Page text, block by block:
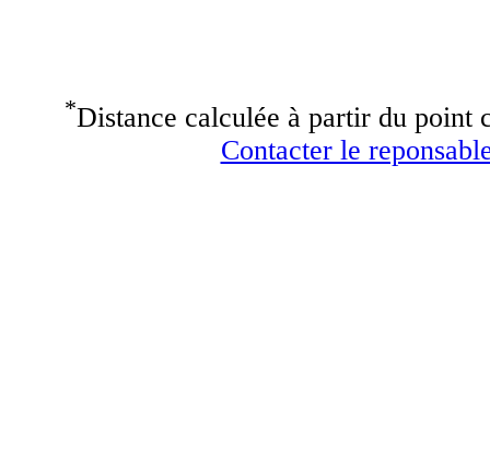
*Distance calculée à partir du point
Contacter le